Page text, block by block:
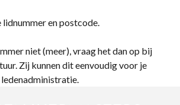
lidnummer en postcode.
niet (meer), vraag het dan op bij
Zij kunnen dit eenvoudig voor je